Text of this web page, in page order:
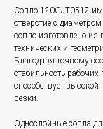
Сопло 120GJT0512
отверстие с
сопло изготовлено из
технических и
Благодаря точному
стабильность
способствует
резки.
Однослойные сопла